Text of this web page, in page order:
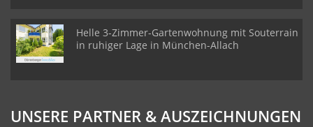
Helle 3-Zimmer-Gartenwohnung mit Souterrain
in ruhiger Lage in München-Allach
UNSERE PARTNER & AUSZEICHNUNGEN